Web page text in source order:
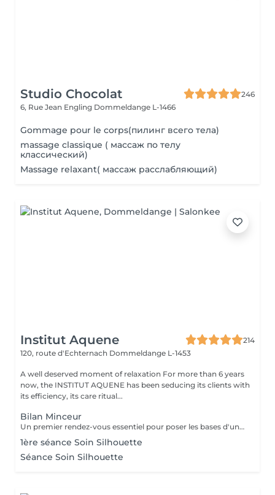
Studio Chocolat
246
6, Rue Jean Engling Dommeldange L-1466
Gommage pour le corps(пилинг всего тела)
massage classique ( массаж по телу
классический)
Massage relaxant( массаж расслабляющий)
Institut Aquene
214
120, route d'Echternach Dommeldange L-1453
A well deserved moment of relaxation For more than 6 years
now, the INSTITUT AQUENE has been seducing its clients with
its efficiency, its care ritual...
Bilan Minceur
Un premier rendez-vous essentiel pour poser les bases d'un accompagnement efficace et personnalisé. Lors de ce bilan, nous analysons votre morphologie, vos habitudes, votre hygiène de vie et vos objectifs. Cela nous permet de comprendre les causes profondes de vos difficultés et de définir ensemble un programme adapté : soins, fréquence, conseils, cosmétique, hygiène de vie. Objectif : construire un plan minceur global, réaliste et efficace, en lien avec votre corps et vos besoins.
1ère séance Soin Silhouette
Séance Soin Silhouette